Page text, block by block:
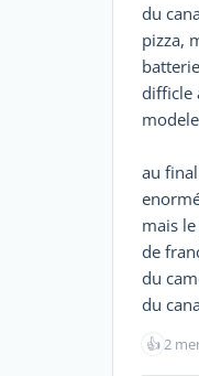
du
pizza,
difficle
au
mais
de
du
du
👍2